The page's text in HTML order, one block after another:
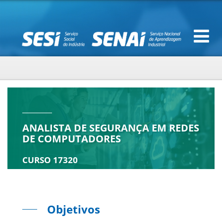
ANALISTA DE SEGURANÇA EM REDES
DE COMPUTADORES
CURSO 17320
Objetivos